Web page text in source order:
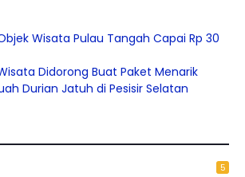
Wisata Pulau Tangah Capai Rp 30
Didorong Buat Paket Menarik
Durian Jatuh di Pesisir Selatan
5